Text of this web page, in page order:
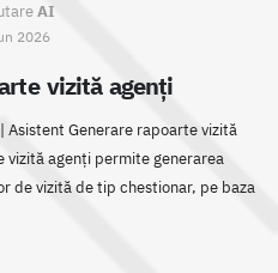
AI
2026
vizită agenți
Asistent Generare rapoarte vizită
agenți permite generarea
de vizită de tip chestionar, pe baza